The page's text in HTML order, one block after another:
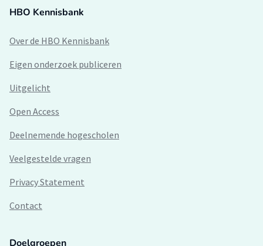
HBO Kennisbank
Over de HBO Kennisbank
Eigen onderzoek publiceren
Uitgelicht
Open Access
Deelnemende hogescholen
Veelgestelde vragen
Privacy Statement
Contact
Doelgroepen